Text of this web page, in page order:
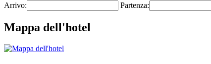
Arrivo:
Partenza:
Mappa dell'hotel